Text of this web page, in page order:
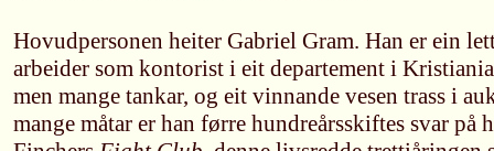
Hovudpersonen heiter Gabriel Gram. Han er ein
arbeider som kontorist i eit departement i
men mange tankar, og eit vinnande vesen trass i
mange måtar er han førre hundreårsskiftes svar på